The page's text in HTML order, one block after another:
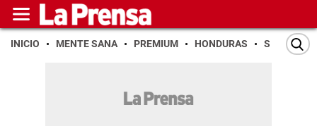
INICIO MENTE SANA PREMIUM HONDURAS SAN PEDRO